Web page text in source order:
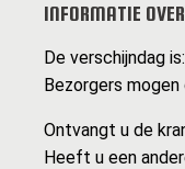
INFORMATIE
De verschijndag
Bezorgers
Ontvangt u de
Heeft u een